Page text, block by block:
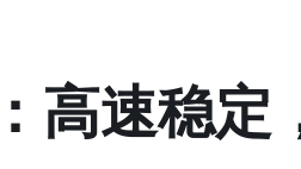
高速稳定